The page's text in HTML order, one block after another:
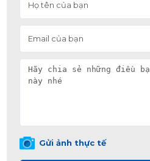
Gửi ảnh thực tế